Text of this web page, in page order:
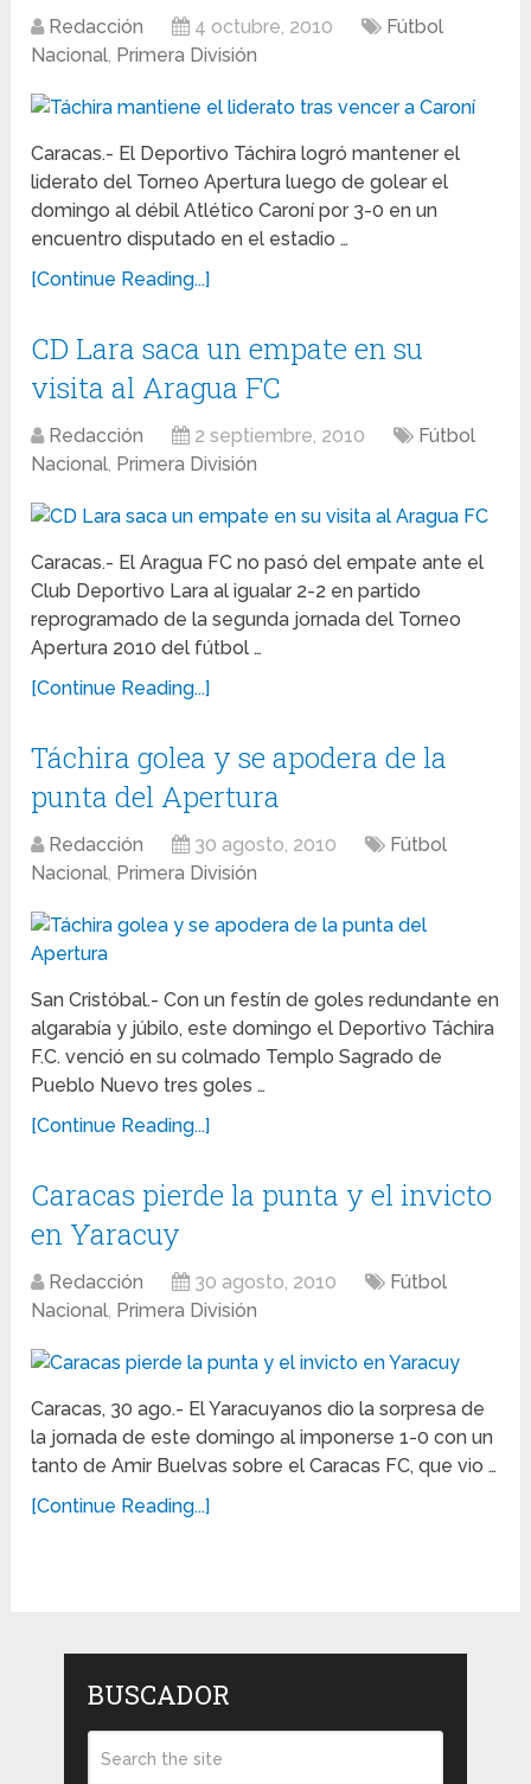
Redacción 4 octubre, 2010
Fútbol
Nacional, Primera División
Caracas.- El Deportivo Táchira logró mantener el
liderato del Torneo Apertura luego de golear el
domingo al débil Atlético Caroní por 3-0 en un
encuentro disputado en el estadio …
[Continue Reading...]
CD Lara saca un empate en su
visita al Aragua FC
Redacción 2 septiembre, 2010
Fútbol
Nacional, Primera División
Caracas.- El Aragua FC no pasó del empate ante el
Club Deportivo Lara al igualar 2-2 en partido
reprogramado de la segunda jornada del Torneo
Apertura 2010 del fútbol …
[Continue Reading...]
Táchira golea y se apodera de la
punta del Apertura
Redacción 30 agosto, 2010
Fútbol
Nacional, Primera División
San Cristóbal.- Con un festín de goles redundante en
algarabía y júbilo, este domingo el Deportivo Táchira
F.C. venció en su colmado Templo Sagrado de
Pueblo Nuevo tres goles …
[Continue Reading...]
Caracas pierde la punta y el invicto
en Yaracuy
Redacción 30 agosto, 2010
Fútbol
Nacional, Primera División
Caracas, 30 ago.- El Yaracuyanos dio la sorpresa de
la jornada de este domingo al imponerse 1-0 con un
tanto de Amir Buelvas sobre el Caracas FC, que vio …
[Continue Reading...]
BUSCADOR